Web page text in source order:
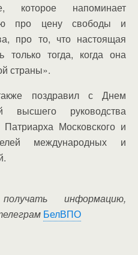
которое напоминает
про цену свободы и
про то, что настоящая
только тогда, когда она
страны».
поздравил с Днем
высшего руководства
Московского и
международных и
информацию,
БелВПО